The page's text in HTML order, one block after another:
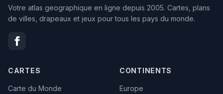
Votre atlas geographique en ligne depuis 2005. Cartes, plans
de villes, drapeaux et jeux pour tous les pays du monde.
CARTES
Carte du Monde
CONTINENTS
Europe